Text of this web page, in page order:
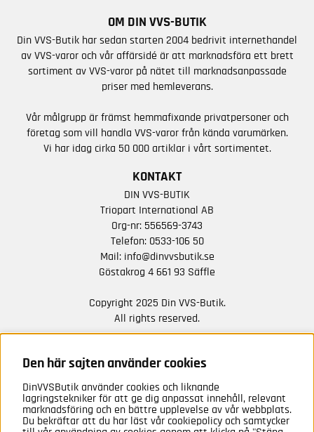
OM DIN VVS-BUTIK
Din VVS-Butik har sedan starten 2004 bedrivit internethandel
av VVS-varor och vår affärsidé är att marknadsföra ett brett
sortiment av VVS-varor på nätet till marknadsanpassade
priser med hemleverans.
Vår målgrupp är främst hemmafixande privatpersoner och
företag som vill handla VVS-varor från kända varumärken.
Vi har idag cirka 50 000 artiklar i vårt sortimentet.
KONTAKT
DIN VVS-BUTIK
Triopart International AB
Org-nr: 556569-3743
Telefon: 0533-106 50
Mail: info@dinvvsbutik.se
Göstakrog 4 661 93 Säffle
Copyright 2025 Din VVS-Butik.
All rights reserved.
NYHETER FRÅN OSS
Anmäl mig
Den här sajten använder cookies
DinVVSButik använder cookies och liknande
lagringstekniker för att ge dig anpassat innehåll, relevant
marknadsföring och en bättre upplevelse av vår webbplats.
Du bekräftar att du har läst vår cookiepolicy och samtycker